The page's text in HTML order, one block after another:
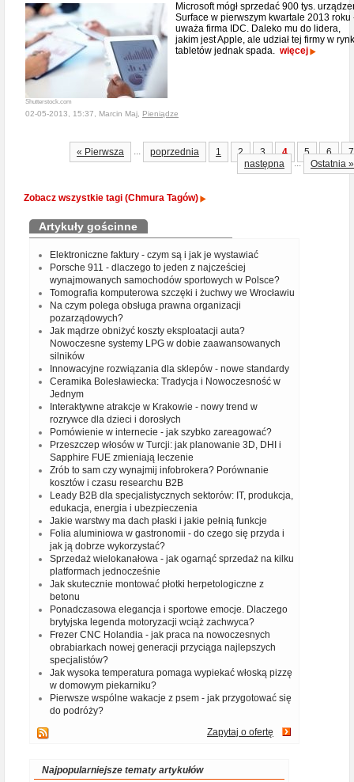
Shutterstock.com
Microsoft mógł sprzedać 900 tys.
Surface w pierwszym kwartale 2013 roku
uważa firma IDC. Daleko mu do lidera,
jakim jest Apple, ale udział tej firmy w
tabletów jednak spada. więcej
02-05-2013, 15:37, Marcin Maj, Pieniądze
« Pierwsza ... poprzednia 1 2 3 4 5 6
7
następna
... Ostatnia »
Zobacz wszystkie tagi (Chmura Tagów)
Artykuły gościnne
Elektroniczne faktury - czym są i jak je wystawiać
Porsche 911 - dlaczego to jeden z najcześciej
wynajmowanych samochodów sportowych w Polsce?
Tomografia komputerowa szczęki i żuchwy we Wrocławiu
Na czym polega obsługa prawna organizacji
pozarządowych?
Jak mądrze obniżyć koszty eksploatacji auta?
Nowoczesne systemy LPG w dobie zaawansowanych
silników
Innowacyjne rozwiązania dla sklepów - nowe standardy
Ceramika Bolesławiecka: Tradycja i Nowoczesność w
Jednym
Interaktywne atrakcje w Krakowie - nowy trend w
rozrywce dla dzieci i dorosłych
Pomówienie w internecie - jak szybko zareagować?
Przeszczep włosów w Turcji: jak planowanie 3D, DHI i
Sapphire FUE zmieniają leczenie
Zrób to sam czy wynajmij infobrokera? Porównanie
kosztów i czasu researchu B2B
Leady B2B dla specjalistycznych sektorów: IT, produkcja,
edukacja, energia i ubezpieczenia
Jakie warstwy ma dach płaski i jakie pełnią funkcje
Folia aluminiowa w gastronomii - do czego się przyda i
jak ją dobrze wykorzystać?
Sprzedaż wielokanałowa - jak ogarnąć sprzedaż na kilku
platformach jednocześnie
Jak skutecznie montować płotki herpetologiczne z
betonu
Ponadczasowa elegancja i sportowe emocje. Dlaczego
brytyjska legenda motoryzacji wciąż zachwyca?
Frezer CNC Holandia - jak praca na nowoczesnych
obrabiarkach nowej generacji przyciąga najlepszych
specjalistów?
Jak wysoka temperatura pomaga wypiekać włoską pizzę
w domowym piekarniku?
Pierwsze wspólne wakacje z psem - jak przygotować się
do podróży?
Zapytaj o ofertę
Najpopularniejsze tematy artykułów